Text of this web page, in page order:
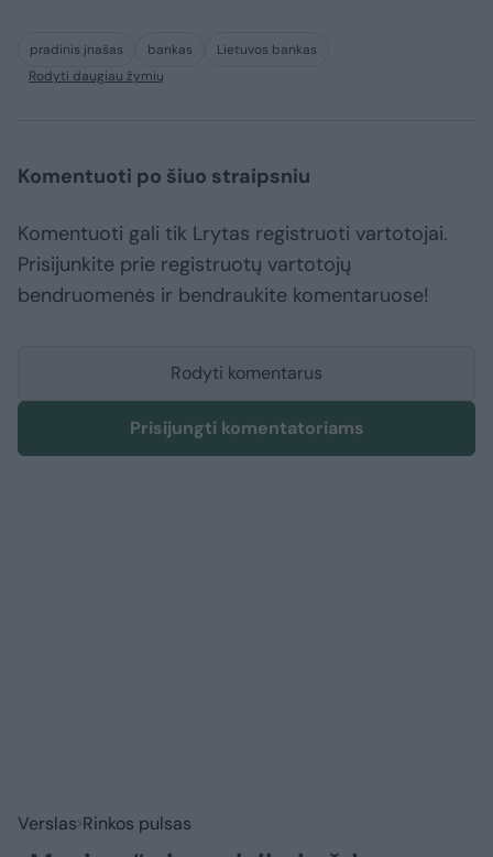
pradinis įnašas bankas
Lietuvos bankas
Rodyti daugiau žymių
Komentuoti po šiuo straipsniu
Komentuoti gali tik Lrytas registruoti vartotojai.
Prisijunkite prie registruotų vartotojų
bendruomenės ir bendraukite komentaruose!
Rodyti komentarus
Prisijungti komentatoriams
Verslas Rinkos pulsas